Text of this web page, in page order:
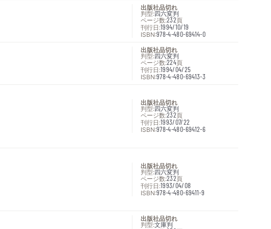
出版社品切れ
判型:四六変判
ページ数:232頁
刊行日:1994/10/19
ISBN:978-4-480-69414-0
出版社品切れ
判型:四六変判
ページ数:224頁
刊行日:1994/04/25
ISBN:978-4-480-69413-3
出版社品切れ
判型:四六変判
ページ数:232頁
刊行日:1993/07/22
ISBN:978-4-480-69412-6
出版社品切れ
判型:四六変判
ページ数:232頁
刊行日:1993/04/08
ISBN:978-4-480-69411-9
出版社品切れ
判型:文庫判